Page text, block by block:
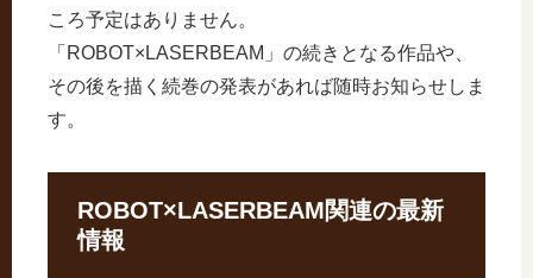
ころ予定はありません。
「ROBOT×LASERBEAM」の続きとなる作品や、
その後を描く続巻の発表があれば随時お知らせしま
す。
ROBOT×LASERBEAM関連の最新
情報